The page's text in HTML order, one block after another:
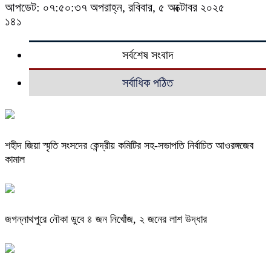
আপডেট: ০৭:৫০:৩৭ অপরাহ্ন, রবিবার, ৫ অক্টোবর ২০২৫
১৪১
সর্বশেষ সংবাদ
সর্বাধিক পঠিত
শহীদ জিয়া স্মৃতি সংসদের কেন্দ্রীয় কমিটির সহ-সভাপতি নির্বাচিত আওরঙ্গজেব
কামাল
জগন্নাথপুরে নৌকা ডুবে ৪ জন নিখোঁজ, ২ জনের লাশ উদ্ধার